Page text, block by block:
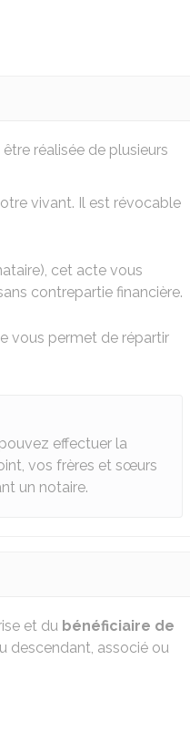
réalisée de plusieurs
vivant. Il est révocable
cet acte vous
contrepartie financière.
vous permet de répartir
effectuer la
vos frères et sœurs
un notaire.
et du bénéficiaire de
descendant, associé ou